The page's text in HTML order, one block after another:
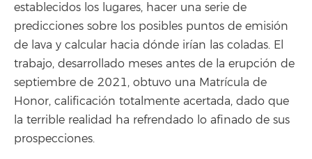
establecidos los lugares, hacer una serie de
predicciones sobre los posibles puntos de emisión
de lava y calcular hacia dónde irían las coladas. El
trabajo, desarrollado meses antes de la erupción de
septiembre de 2021, obtuvo una Matrícula de
Honor, calificación totalmente acertada, dado que
la terrible realidad ha refrendado lo afinado de sus
prospecciones.